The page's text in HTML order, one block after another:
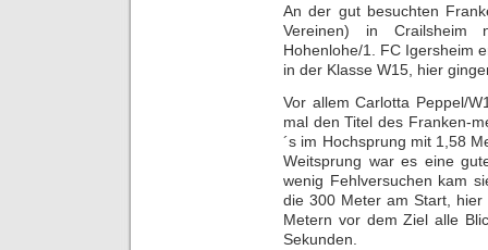
An der gut besuchten
Vereinen) in
Hohenlohe/1. FC Igersheim
in der Klasse W15, hier
Vor allem Carlotta Peppel/
mal den Titel des Franken-
´s im Hochsprung mit 1,58
Weitsprung war es eine
wenig Fehlversuchen kam
die 300 Meter am Start,
Metern vor dem Ziel alle
Sekunden.